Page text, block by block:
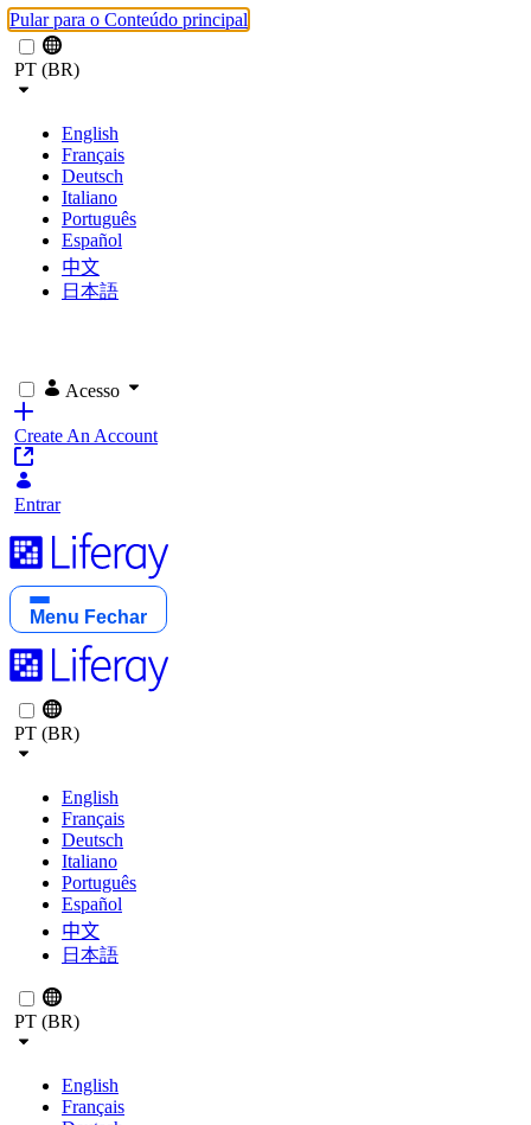
Pular para o Conteúdo principal
PT (BR)
English
Français
Deutsch
Italiano
Português
Español
中文
日本語
Acesso
Create An Account
Entrar
Menu Fechar
PT (BR)
English
Français
Deutsch
Italiano
Português
Español
中文
日本語
PT (BR)
English
Français